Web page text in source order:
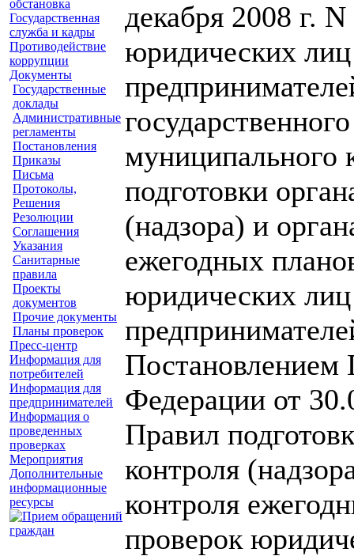
обстановка
Государственная
служба и кадры
Противодействие
коррупции
Документы
Государственные
доклады
Административные
регламенты
Постановления
Приказы
Письма
Протоколы,
Решения
Резолюции
Соглашения
Указания
Санитарные
правила
Проекты
документов
Прочие документы
Планы проверок
Пресс-центр
Информация для
потребителей
Информация для
предпринимателей
Информация о
проведенных
проверках
Мероприятия
Дополнительные
информационные
ресурсы
декабря 2008 г.
юридических
муниципального
подготовки
(надзора) и
ежегодных
юридических
Постановлением
Федерации от
Правил
контроля
контроля
проверок